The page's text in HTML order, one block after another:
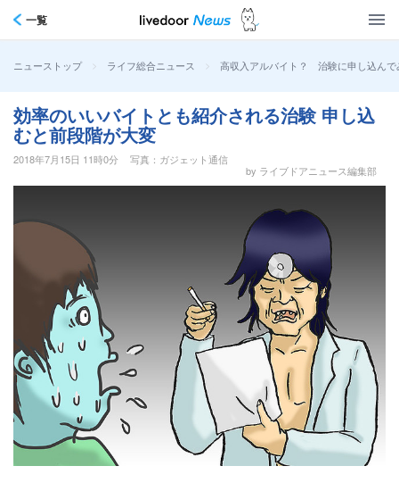
一覧
ニューストップ > ライフ総合ニュース > 高収入アルバイト？ 治験に申し込ん
効率のいいバイトとも紹介される治験 申し込
むと前段階が大変
2018年7月15日 11時0分
写真：ガジェット通信
by ライブドアニュース編集部